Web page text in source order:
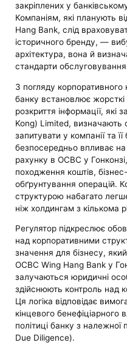
закріплених у
Компаніям, які планують
Hang Bank, слід
історичного бренду, —
архітектура, вона й
стандарти
З погляду корпоративного
банку встановлює
розкриття інформації, які
Kong) Limited, визначають
запитувати у компанії та
безпосередньо впливає на
рахунку в OCBC у
походження коштів,
обґрунтування операцій.
структурою набагато
ніж холдингам з кількома
Регулятор підкреслює
над корпоративними
значення для бізнесу,
OCBC Wing Hang Bank у
залучаються юридичні
здійснюють контроль над
Ця логіка відповідає
кінцевого бенефіціарного
політиці банку з належної
Due Diligence).